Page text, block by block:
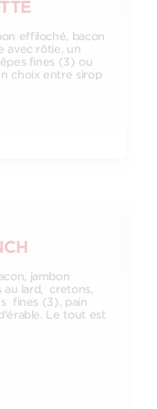
effiloché, bacon
avec rôtie, un
fines (3) ou
choix entre sirop
jambon
au lard, cretons,
fines (3), pain
Le tout est